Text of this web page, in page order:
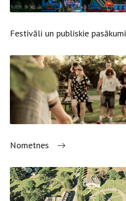
Festivāli un publiskie pasākumi
Nometnes